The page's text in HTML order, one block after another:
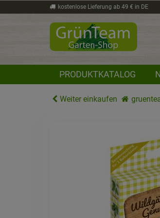
kostenlose Lieferung ab 49 € in DE
PRODUKTKATALOG
Weiter einkaufen